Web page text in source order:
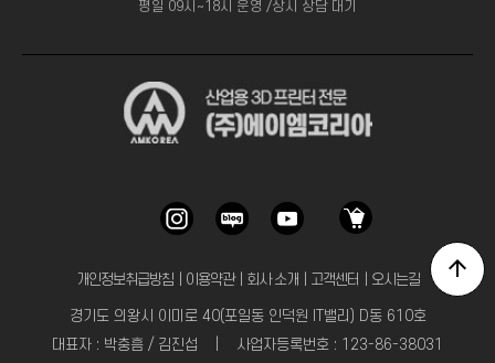
평일 09시~18시 운영 /상시 상담 대기
개인정보취급방침｜ 이용약관｜ 회사 소개 고객센터 오시는길
경기도 의왕시 이미로 40(포일동 인덕원 IT밸리) D동 610호
대표자 : 박충흠 / 김진섭 | 사업자등록번호 : 123-86-38031